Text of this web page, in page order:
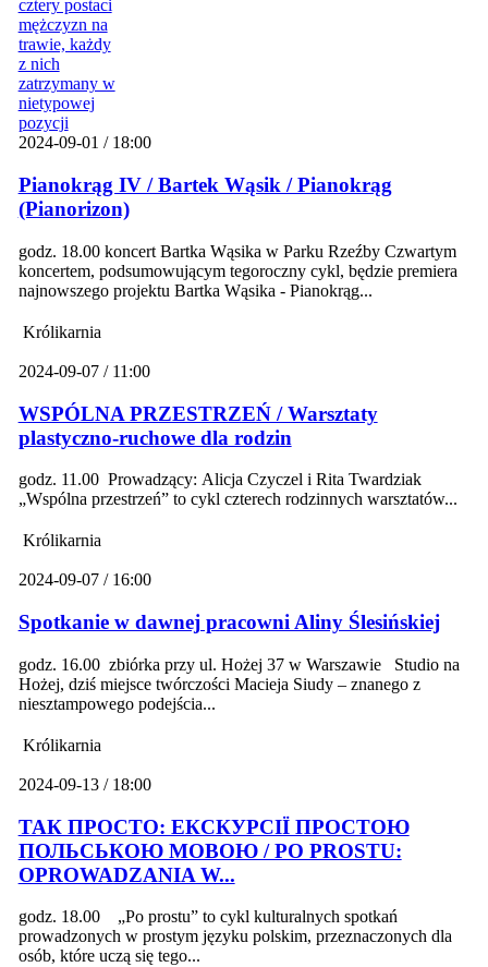
2024-09-01 / 18:00
Pianokrąg IV / Bartek Wąsik / Pianokrąg
(Pianorizon)
godz. 18.00 koncert Bartka Wąsika w Parku Rzeźby Czwartym
koncertem, podsumowującym tegoroczny cykl, będzie premiera
najnowszego projektu Bartka Wąsika - Pianokrąg...
Królikarnia
2024-09-07 / 11:00
WSPÓLNA PRZESTRZEŃ / Warsztaty
plastyczno-ruchowe dla rodzin
godz. 11.00 Prowadzący: Alicja Czyczel i Rita Twardziak
„Wspólna przestrzeń” to cykl czterech rodzinnych warsztatów...
Królikarnia
2024-09-07 / 16:00
Spotkanie w dawnej pracowni Aliny Ślesińskiej
godz. 16.00 zbiórka przy ul. Hożej 37 w Warszawie Studio na
Hożej, dziś miejsce twórczości Macieja Siudy – znanego z
niesztampowego podejścia...
Królikarnia
2024-09-13 / 18:00
ТАК ПРОСТО: ЕКСКУРСІЇ ПРОСТОЮ
ПОЛЬСЬКОЮ МОВОЮ / PO PROSTU:
OPROWADZANIA W...
godz. 18.00 „Po prostu” to cykl kulturalnych spotkań
prowadzonych w prostym języku polskim, przeznaczonych dla
osób, które uczą się tego...